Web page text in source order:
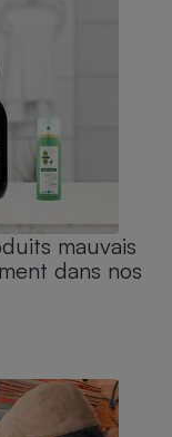
mauvais
dans nos